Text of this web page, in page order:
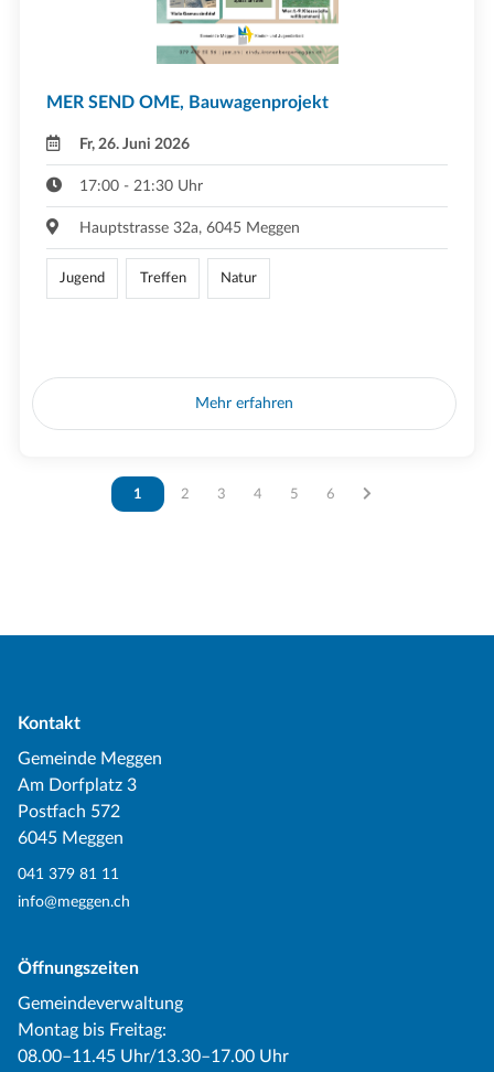
MER SEND OME, Bauwagenprojekt
Fr, 26. Juni 2026
17:00 - 21:30 Uhr
Hauptstrasse 32a, 6045 Meggen
Jugend Treffen Natur
Mehr erfahren
Vous êtes sur la page
1 Vous êtes sur la page
2 Vous êtes sur la page
3 Vous êtes sur la page
4 Vous êtes sur la page
5 Vous êtes sur la page
6
Kontakt
Gemeinde Meggen
Am Dorfplatz 3
Postfach 572
6045 Meggen
041 379 81 11
info@meggen.ch
Öffnungszeiten
Gemeindeverwaltung
Montag bis Freitag:
08.00–11.45 Uhr/13.30–17.00 Uhr